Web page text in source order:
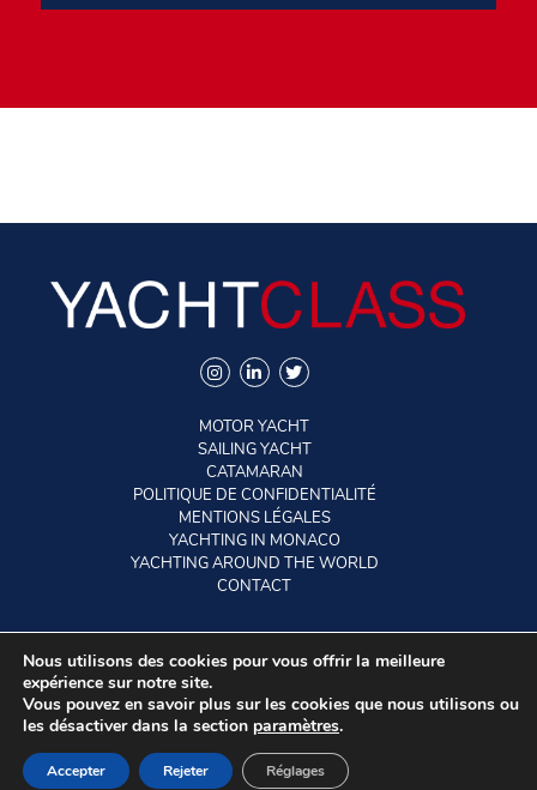
MOTOR YACHT
SAILING YACHT
CATAMARAN
POLITIQUE DE CONFIDENTIALITÉ
MENTIONS LÉGALES
YACHTING IN MONACO
YACHTING AROUND THE WORLD
CONTACT
©2026 YACHTCLASS. All rights reserved.
Nous utilisons des cookies pour vous offrir la meilleure
expérience sur notre site.
Vous pouvez en savoir plus sur les cookies que nous utilisons ou
les désactiver dans la section paramètres.
Accepter Rejeter Réglages
EN FR